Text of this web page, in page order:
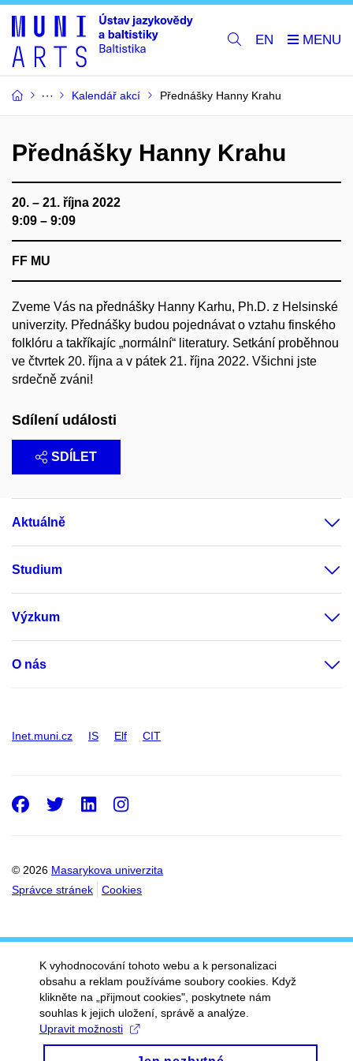
EN
Kalendář akcí Přednášky Hanny Krahu
Přednášky Hanny Krahu
20. – 21. října 2022
9:09 – 9:09
FF MU
Zveme Vás na přednášky Hanny Karhu, Ph.D. z Helsinské
univerzity. Přednášky budou pojednávat o vztahu finského
folklóru a takříkajíc „normální“ literatury. Setkání proběhnou
ve čtvrtek 20. října a v pátek 21. října 2022. Všichni jste
srdečně zváni!
Sdílení události
SDÍLET
Aktuálně
Studium
Výzkum
O nás
Inet.muni.cz IS Elf CIT
© 2026 Masarykova univerzita
Správce stránek
Cookies
Facebook
Twitter
LinkedIn
Instagram
K vyhodnocování tohoto webu a k personalizaci
obsahu a reklam používáme soubory cookies. Když
klikněte na „přijmout cookies", poskytnete nám
souhlas k jejich uložení, správě a analýze.
Upravit možnosti